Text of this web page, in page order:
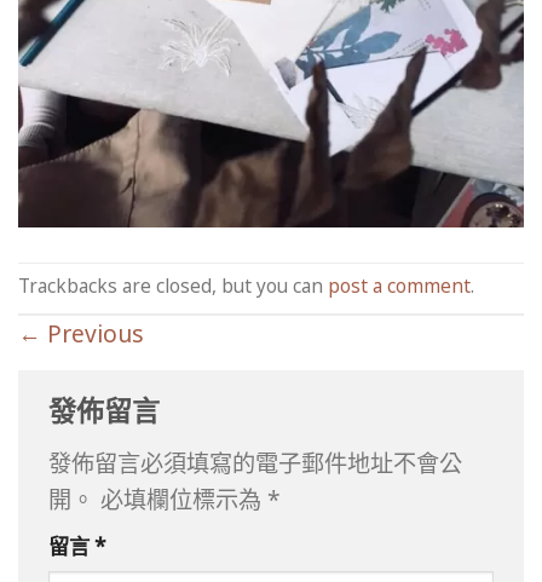
Trackbacks are closed, but you can post a comment.
← Previous
發佈留言
發佈留言必須填寫的電子郵件地址不會公
開。 必填欄位標示為 *
留言*